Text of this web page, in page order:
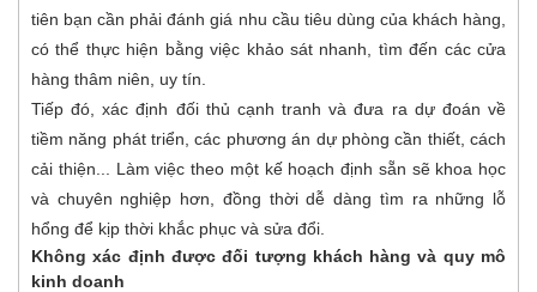
tiên bạn cần phải đánh giá nhu cầu tiêu dùng của khách hàng,
có thể thực hiện bằng việc khảo sát nhanh, tìm đến các cửa
hàng thâm niên, uy tín.
Tiếp đó, xác định đối thủ cạnh tranh và đưa ra dự đoán về
tiềm năng phát triển, các phương án dự phòng cần thiết, cách
cải thiện... Làm việc theo một kế hoạch định sẵn sẽ khoa học
và chuyên nghiệp hơn, đồng thời dễ dàng tìm ra những lỗ
hổng để kịp thời khắc phục và sửa đổi.
Không xác định được đối tượng khách hàng và quy mô
kinh doanh